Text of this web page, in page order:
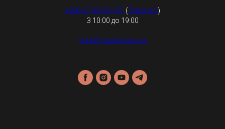
+380 67 45-54-147 (Telegram)
З 10:00 до 19:00
walk@captain.kiev.ua